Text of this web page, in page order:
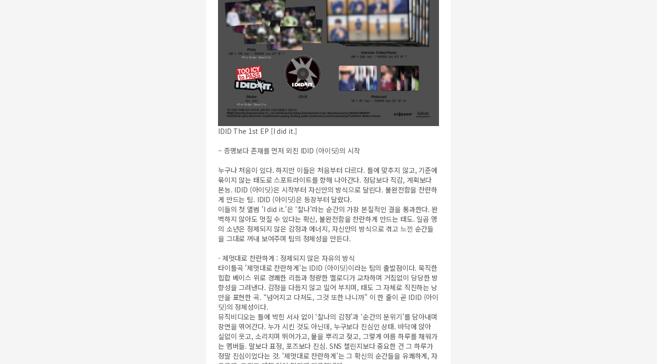
IDID The 1st EP [I did it.]
– 증명보다 존재를 먼저 외친 IDID (아이딧)의 시작
누구나 처음이 있다. 하지만 이들은 처음부터 다르다. 틀에 맞추지 않고, 기준에
묶이지 않는 태도로 스포트라이트를 향해 나아간다. 정답보다 직감, 계획보다
본능. IDID (아이딧)은 시작부터 자신만의 방식으로 달린다. 불완전함을 찬란하
게 만드는 팀. IDID (아이딧)은 등장부터 달랐다.
이들의 첫 앨범 'I did it.'은 ‘찰나’라는 순간의 가장 본질적인 결을 통과한다. 완
벽하지 않아도 멋질 수 있다는 확신, 불완전함을 찬란하게 만드는 태도. 일곱 명
의 소년은 정제되지 않은 감정과 에너지, 자신만의 방식으로 겪고 느낀 순간들
을 그대로 꺼내 보여주며 팀의 정체성을 만든다.
- 제멋대로 찬란하게 : 정제되지 않은 자유의 방식
타이틀곡 '제멋대로 찬란하게'는 IDID (아이딧)이라는 팀의 출발점이다. 묵직한
힙합 베이스 위로 경쾌한 리듬과 청량한 멜로디가 교차하며 거침없이 당당한 방
향성을 그려낸다. 감정을 다듬지 않고 밀어 부치며, 태도 그 자체로 직진하는 낭
만을 표현한 곡. “넘어지고 다쳐도, 그것 또한 나니까” 이 한 줄이 곧 IDID (아이
딧)의 정체성이다.
뮤직비디오는 틀에 박힌 서사 없이 ‘찰나의 감정’과 ‘순간의 분위기’를 담아내며
장면을 엮어간다. 누가 시킨 것도 아닌데, 누구보다 진심인 상태. 바닥에 앉아
실없이 웃고, 소리치며 뛰어가고, 물을 뿌리고 젖고, 그렇게 여름 하루를 채워가
는 멤버들. 말보다 표정, 포즈보다 진심. SNS 챌린지보다 중요한 건 그 하루가
정말 진심이었다는 것. '제멋대로 찬란하게'는 그 확신의 순간들을 유쾌하게, 자